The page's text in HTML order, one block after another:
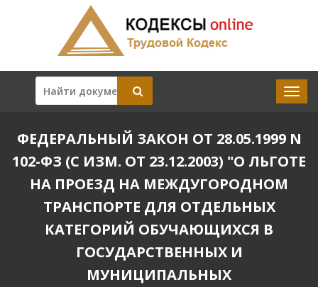
ФЕДЕРАЛЬНЫЙ ЗАКОН ОТ 28.05.1999 N
102-ФЗ (С ИЗМ. ОТ 23.12.2003) "О ЛЬГОТЕ
НА ПРОЕЗД НА МЕЖДУГОРОДНОМ
ТРАНСПОРТЕ ДЛЯ ОТДЕЛЬНЫХ
КАТЕГОРИЙ ОБУЧАЮЩИХСЯ В
ГОСУДАРСТВЕННЫХ И
МУНИЦИПАЛЬНЫХ